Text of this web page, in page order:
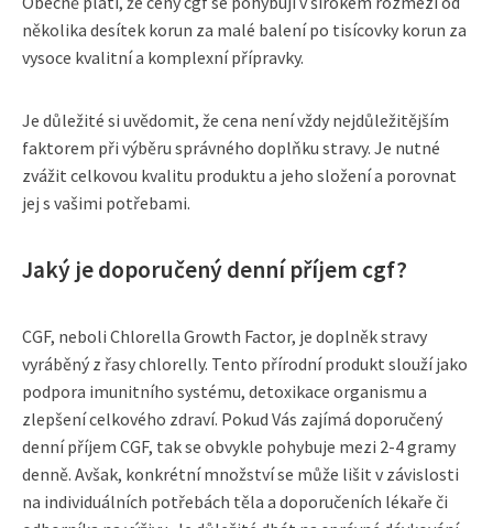
několika desítek korun za malé balení po tisícovky korun za
vysoce kvalitní a komplexní přípravky.
Je důležité si uvědomit, že cena není vždy nejdůležitějším
faktorem při výběru správného doplňku stravy. Je nutné
zvážit celkovou kvalitu produktu a jeho složení a porovnat
jej s vašimi potřebami.
Jaký je doporučený denní příjem cgf?
CGF, neboli Chlorella Growth Factor, je doplněk stravy
vyráběný z řasy chlorelly. Tento přírodní produkt slouží jako
podpora imunitního systému, detoxikace organismu a
zlepšení celkového zdraví. Pokud Vás zajímá doporučený
denní příjem CGF, tak se obvykle pohybuje mezi 2-4 gramy
denně. Avšak, konkrétní množství se může lišit v závislosti
na individuálních potřebách těla a doporučeních lékaře či